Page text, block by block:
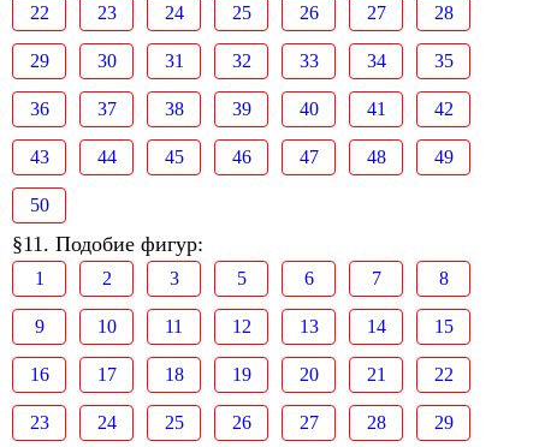
22 23 24 25 26 27 28
29 30 31 32 33 34 35
36 37 38 39 40 41 42
43 44 45 46 47 48 49
50
§11. Подобие фигур:
1 2 3 5 6 7 8
9 10 11 12 13 14 15
16 17 18 19 20 21 22
23 24 25 26 27 28 29